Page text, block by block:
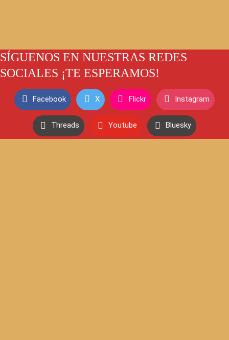
SÍGUENOS EN NUESTRAS REDES
SOCIALES ¡TE ESPERAMOS!
Facebook X Flickr Instagram
Threads Youtube Bluesky